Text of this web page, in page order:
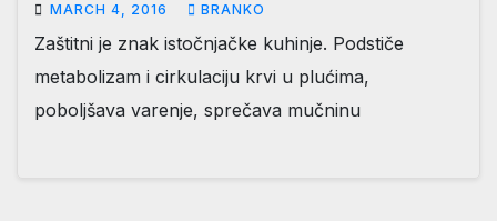
MARCH 4, 2016 BRANKO
Zaštitni je znak istočnjačke kuhinje. Podstiče
metabolizam i cirkulaciju krvi u plućima,
poboljšava varenje, sprečava mučninu